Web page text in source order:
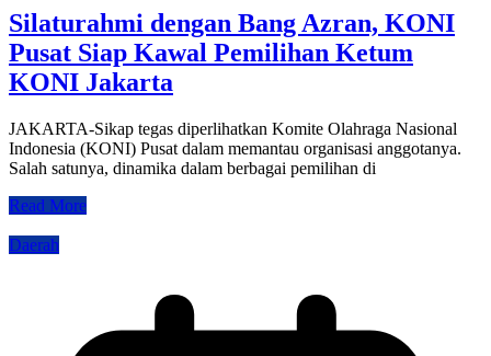
Silaturahmi dengan Bang Azran, KONI
Pusat Siap Kawal Pemilihan Ketum
KONI Jakarta
JAKARTA-Sikap tegas diperlihatkan Komite Olahraga Nasional
Indonesia (KONI) Pusat dalam memantau organisasi anggotanya.
Salah satunya, dinamika dalam berbagai pemilihan di
Read More
Daerah